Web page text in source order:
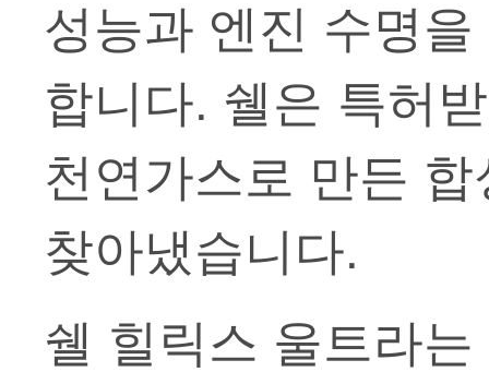
성능과 엔진 수명
합니다. 쉘은 특허
천연가스로 만든
찾아냈습니다.
쉘 힐릭스 울트라